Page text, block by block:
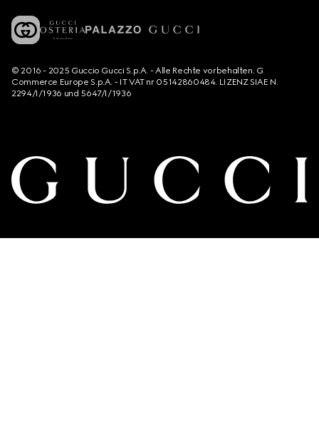
© 2016 - 2025 Guccio Gucci S.p.A. - Alle Rechte vorbehalten. G
Commerce Europe S.p.A. - IT VAT nr 05142860484. LIZENZ SIAE N.
2294/I/1936 und 5647/I/1936